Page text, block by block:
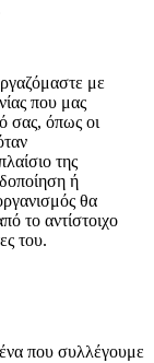
με
που μας
σας, όπως οι
της
ή
θα
το αντίστοιχο
του.
που συλλέγουμε